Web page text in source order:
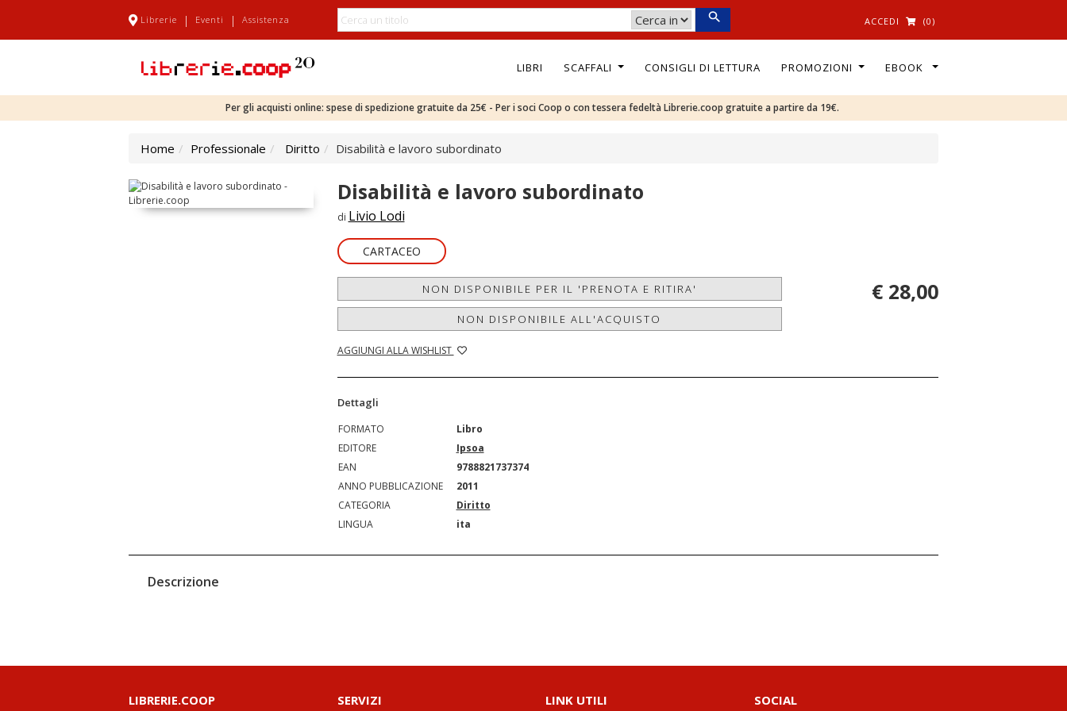
Librerie | Eventi | Assistenza ACCEDI (0)
LIBRI SCAFFALI CONSIGLI DI LETTURA PROMOZIONI EBOOK
Per gli acquisti online: spese di spedizione gratuite da 25€ - Per i soci Coop o con tessera fedeltà Librerie.coop gratuite a partire da 19€.
Home Professionale Diritto Disabilità e lavoro subordinato
Disabilità e lavoro subordinato
di Livio Lodi
CARTACEO
NON DISPONIBILE PER IL 'PRENOTA E RITIRA'
NON DISPONIBILE ALL'ACQUISTO
AGGIUNGI ALLA WISHLIST
€ 28,00
Dettagli
FORMATO
Libro
EDITORE
Ipsoa
EAN
9788821737374
ANNO PUBBLICAZIONE
2011
CATEGORIA
Diritto
LINGUA
ita
Descrizione
LIBRERIE.COOP SERVIZI LINK UTILI SOCIAL